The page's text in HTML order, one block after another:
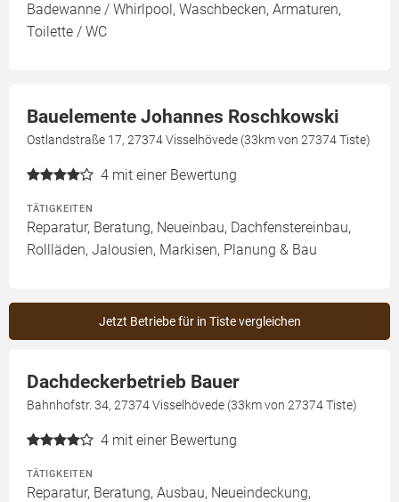
Badewanne / Whirlpool, Waschbecken, Armaturen,
Toilette / WC
Bauelemente Johannes Roschkowski
Ostlandstraße 17, 27374 Visselhövede (33km von 27374 Tiste)
4 mit einer Bewertung
TÄTIGKEITEN
Reparatur, Beratung, Neueinbau, Dachfenstereinbau,
Rollläden, Jalousien, Markisen, Planung & Bau
Jetzt Betriebe für in Tiste vergleichen
Dachdeckerbetrieb Bauer
Bahnhofstr. 34, 27374 Visselhövede (33km von 27374 Tiste)
4 mit einer Bewertung
TÄTIGKEITEN
Reparatur, Beratung, Ausbau, Neueindeckung,